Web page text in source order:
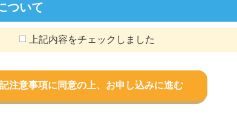
ついて
上記内容をチェックしました
記注意事項に同意の上、お申し込みに進む